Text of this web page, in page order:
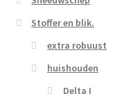
Stoffer en blik.
extra robuust
huishouden
Delta I